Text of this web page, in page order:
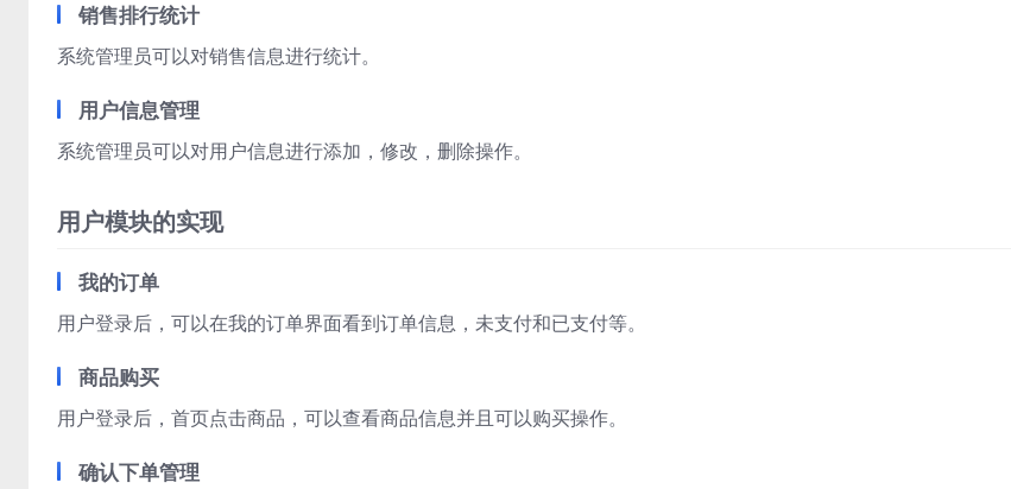
销售排行统计
系统管理员可以对销售信息进行统计。
用户信息管理
系统管理员可以对用户信息进行添加，修改，删除操作。
用户模块的实现
我的订单
用户登录后，可以在我的订单界面看到订单信息，未支付和已支付等。
商品购买
用户登录后，首页点击商品，可以查看商品信息并且可以购买操作。
确认下单管理